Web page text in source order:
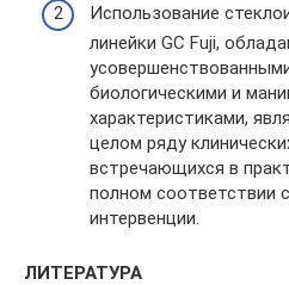
Использование
линейки GC Fuji,
биологическими и
характеристиками,
целом ряду
встречающихся в
полном соответствии
интервенции.
ЛИТЕРАТУРА